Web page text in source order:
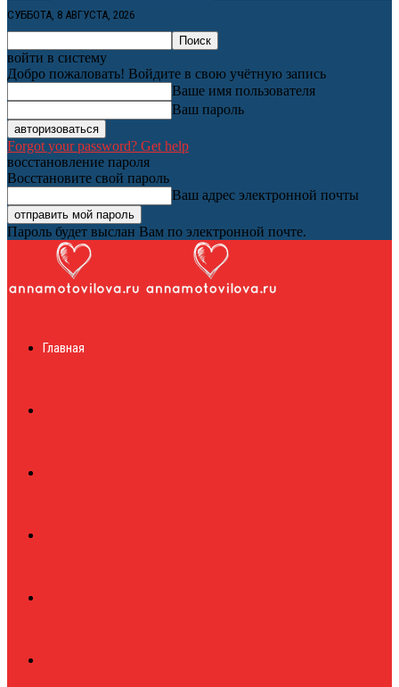
СУББОТА, 8 АВГУСТА, 2026
войти в систему
Добро пожаловать! Войдите в свою учётную запись
Ваше имя пользователя
Ваш пароль
Forgot your password? Get help
восстановление пароля
Восстановите свой пароль
Ваш адрес электронной почты
Пароль будет выслан Вам по электронной почте.
журналГлавная